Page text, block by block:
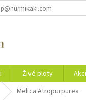
Živé ploty
Melica Atropurpurea